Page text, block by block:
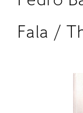
THINK
Fala /